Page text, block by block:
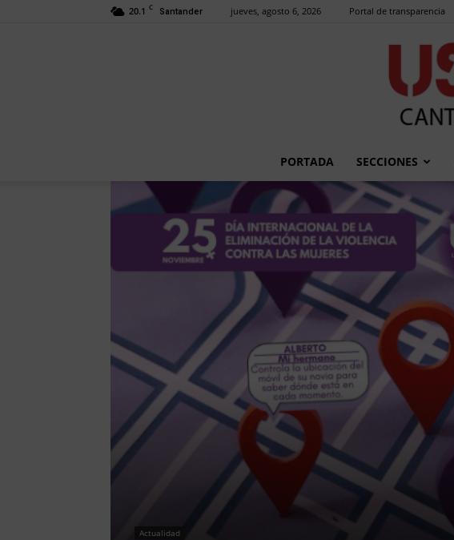
20.1 C Santander jueves, agosto 6, 2026 Portal de transparencia
PORTADA SECCIONES
Actualidad